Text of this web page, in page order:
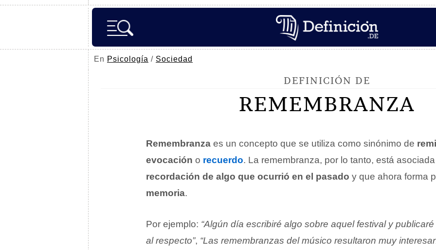
En Psicología / Sociedad
DEFINICIÓN DE
REMEMBRANZA
Remembranza es un concepto que se utiliza como sinónimo de
evocación o recuerdo. La remembranza, por lo tanto, está
recordación de algo que ocurrió en el pasado y que ahora forma
memoria.
Por ejemplo: “Algún día escribiré algo sobre aquel festival y
al respecto”, “Las remembranzas del músico resultaron muy